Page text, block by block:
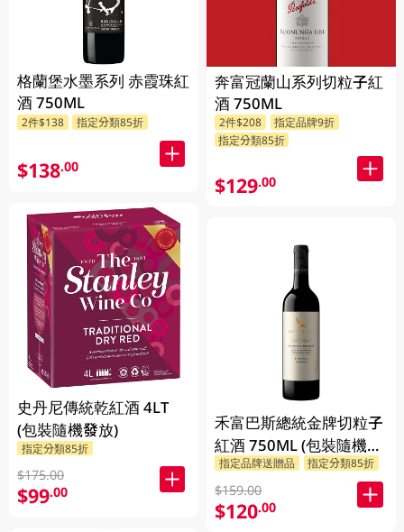
格蘭堡水墨系列 赤霞珠紅
酒 750ML
2件$138 指定分類85折
$138.00
史丹尼傳統乾紅酒 4LT
(包裝隨機發放)
指定分類85折
$175.00
$99.00
奔富冠蘭山系列切粒子紅
酒 750ML
2件$208
指定品牌9折
指定分類85折
$129.00
禾富巴斯總統金牌切粒子
紅酒 750ML (包裝隨機發
放)
指定品牌送贈品 指定分類85折
$159.00
$120.00